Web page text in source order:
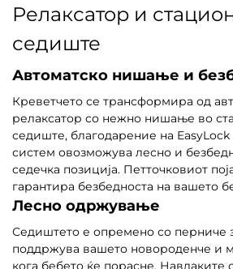
Релаксатор и
седиште
Автоматско нишање и
Креветчето се трансформира од
релаксатор со нежно нишање во
седиште, благодарение на EasyLock
систем овозможува лесно и
седечка позиција. Петточковиот
гарантира безбедноста на вашето
Лесно одржување
Седиштето е опремено со перниче
поддржува вашето новороденче и
кога бебето ќе порасне. Навлаките